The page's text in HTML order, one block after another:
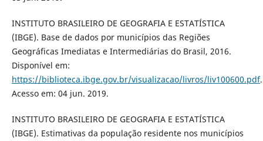
INSTITUTO BRASILEIRO DE GEOGRAFIA E ESTATÍSTICA
(IBGE). Base de dados por municípios das Regiões
Geográficas Imediatas e Intermediárias do Brasil, 2016.
Disponível em:
https://biblioteca.ibge.gov.br/visualizacao/livros/liv100600.pdf.
Acesso em: 04 jun. 2019.
INSTITUTO BRASILEIRO DE GEOGRAFIA E ESTATÍSTICA
(IBGE). Estimativas da população residente nos municípios